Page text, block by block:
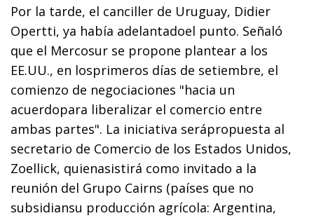
Por la tarde, el canciller de Uruguay, Didier
Opertti, ya había adelantadoel punto. Señaló
que el Mercosur se propone plantear a los
EE.UU., en losprimeros días de setiembre, el
comienzo de negociaciones "hacia un
acuerdopara liberalizar el comercio entre
ambas partes". La iniciativa serápropuesta al
secretario de Comercio de los Estados Unidos,
Zoellick, quienasistirá como invitado a la
reunión del Grupo Cairns (países que no
subsidiansu producción agrícola: Argentina,